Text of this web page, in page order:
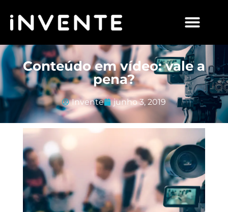
Conteúdo em vídeo: vale a
pena?
Invente junho 3, 2019